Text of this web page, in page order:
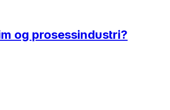
og prosessindustri?